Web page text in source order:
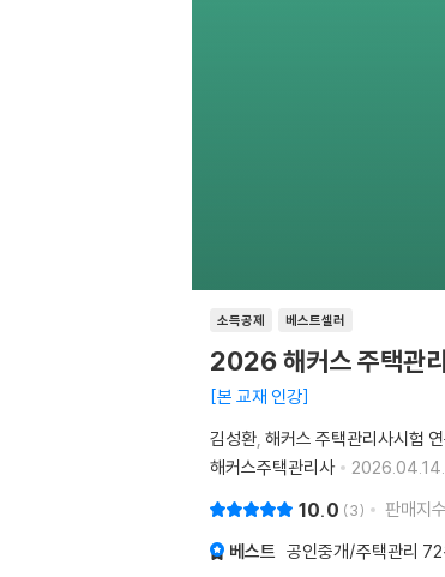
소득공제 베스트셀러
2026 해커스 주택관
본 교재 인강
김성환 해커스 주택관리사시험
해커스주택관리사
2026.04.14.
10.0 3 판매지수
베스트 공인중개/주택관리 72